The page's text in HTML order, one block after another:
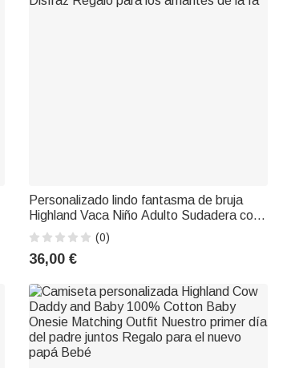
Personalizado lindo fantasma de bruja
Highland Vaca Niño Adulto Sudadera con
2-6 Nombres Bienvenido Halloween
Disfraz Regalo para los amantes de la fa
(0)
36,00 €